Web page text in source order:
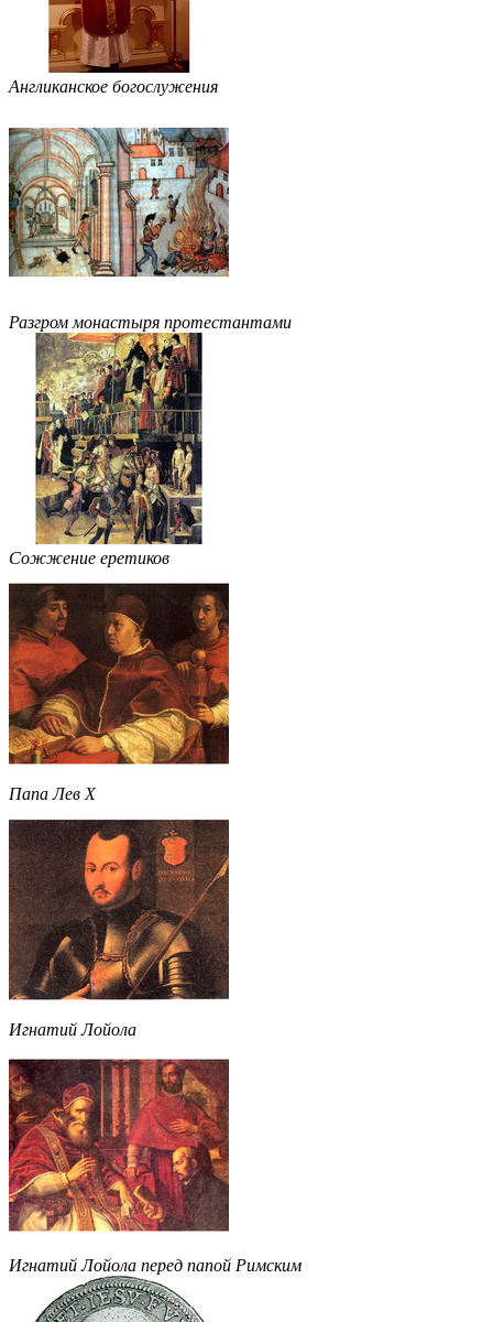
Англиканское богослужения
Разгром монастыря протестантами
Сожжение еретиков
Папа Лев X
Игнатий Лойола
Игнатий Лойола перед папой Римским